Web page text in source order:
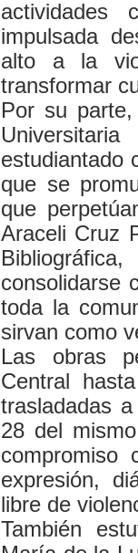
actividades
impulsada
alto a la
transformar
Por su
estudiantado
que se
que
Araceli Cruz
consolidarse
toda la
sirvan como
Las obras
Central
trasladadas
28 del
compromiso
expresión,
libre de
También